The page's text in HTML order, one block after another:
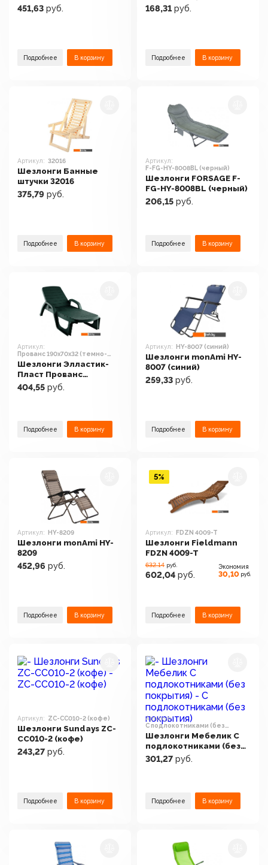
451,63 руб.
Подробнее В корзину
168,31 руб.
Подробнее В корзину
Артикул: 32016
Шезлонги Банные
штучки 32016
375,79 руб.
Подробнее В корзину
Артикул:
F-FG-HY-8008BL (черный)
Шезлонги FORSAGE F-
FG-HY-8008BL (черный)
206,15 руб.
Подробнее В корзину
Артикул:
Прованс 190x70x32 (темно-
зеленый)
Шезлонги Элластик-
Пласт Прованс
190x70x32 (темно-
зеленый)
404,55 руб.
Подробнее В корзину
Артикул: HY-8007 (синий)
Шезлонги monAmi HY-
8007 (синий)
259,33 руб.
Подробнее В корзину
Артикул: HY-8209
Шезлонги monAmi HY-
8209
452,96 руб.
Подробнее В корзину
Артикул: FDZN 4009-T
Шезлонги Fieldmann
FDZN 4009-T
632.14 руб.
602,04 руб.
Экономия
30,10 руб.
Подробнее В корзину
5%
Артикул: ZC-CC010-2 (кофе)
Шезлонги Sundays ZC-
CC010-2 (кофе)
243,27 руб.
Подробнее В корзину
Артикул:
С подлокотниками (без
покрытия)
Шезлонги Мебелик С
подлокотниками (без
покрытия)
301,27 руб.
Подробнее В корзину